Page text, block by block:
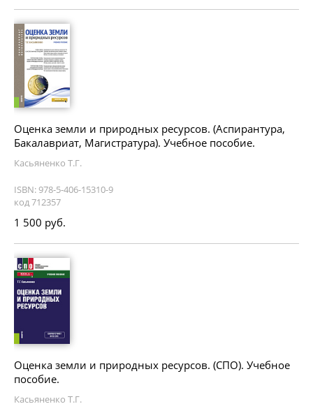
Оценка земли и природных ресурсов. (Аспирантура,
Бакалавриат, Магистратура). Учебное пособие.
Касьяненко Т.Г.
ISBN: 978-5-406-15310-9
код 712357
1 500 руб.
Оценка земли и природных ресурсов. (СПО). Учебное
пособие.
Касьяненко Т.Г.